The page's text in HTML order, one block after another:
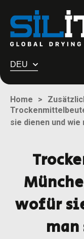
DEU
Home
sie dienen und wie
wofür